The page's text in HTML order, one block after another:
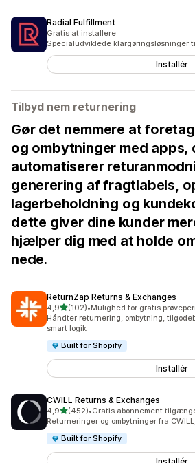
Radial Fulfillment
Gratis at installere
Specialudviklede klargøringsløsninger
Installér
Tilbyd nem returnering
Gør det nemmere at
og ombytninger med apps,
automatiserer
generering af fragtlabels,
lagerbeholdning og
dette giver dine kunder
hjælper dig med at holde
nede.
ReturnZap Returns & Exchanges
4,9ud af 5 stjerner
(102)
102 anmeldelser i alt
•Mulighed for gratis
Håndter returnering, ombytning,
smart logik
Built for Shopify
Installér
CWILL Returns & Exchanges
4,9ud af 5 stjerner
(452)
452 anmeldelser i alt
•Gratis abonnement
Returneringer og ombytninger fra
Built for Shopify